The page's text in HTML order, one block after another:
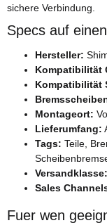
sichere Verbindung.
Specs auf
Hersteller:
Kompatibilität
Kompatibilität
Montageort:
Lieferumfang:
Tags: Teile,
Versandklasse:
Sales
Fuer wen